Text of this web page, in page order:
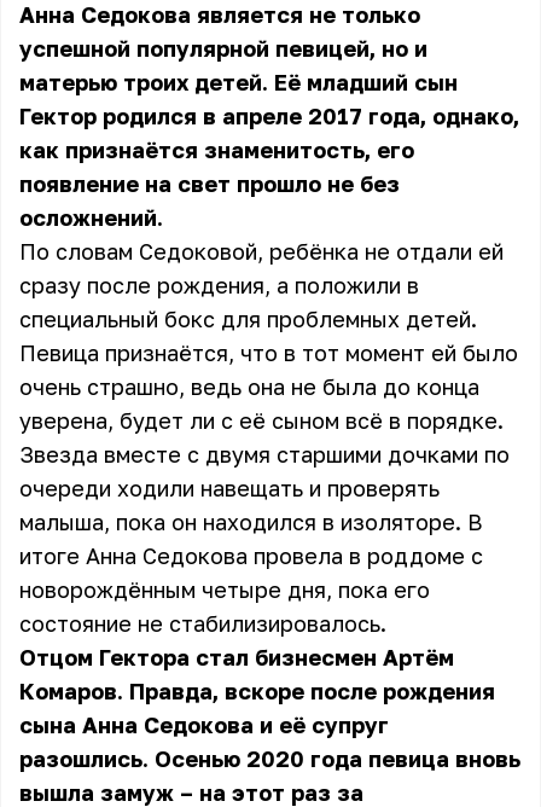
Анна Седокова является не только
успешной популярной певицей, но и
матерью троих детей. Её младший сын
Гектор родился в апреле 2017 года, однако,
как признаётся знаменитость, его
появление на свет прошло не без
осложнений.
По словам Седоковой, ребёнка не отдали ей
сразу после рождения, а положили в
специальный бокс для проблемных детей.
Певица признаётся, что в тот момент ей было
очень страшно, ведь она не была до конца
уверена, будет ли с её сыном всё в порядке.
Звезда вместе с двумя старшими дочками по
очереди ходили навещать и проверять
малыша, пока он находился в изоляторе. В
итоге Анна Седокова провела в роддоме с
новорождённым четыре дня, пока его
состояние не стабилизировалось.
Отцом Гектора стал бизнесмен Артём
Комаров. Правда, вскоре после рождения
сына Анна Седокова и её супруг
разошлись. Осенью 2020 года певица вновь
вышла замуж – на этот раз за